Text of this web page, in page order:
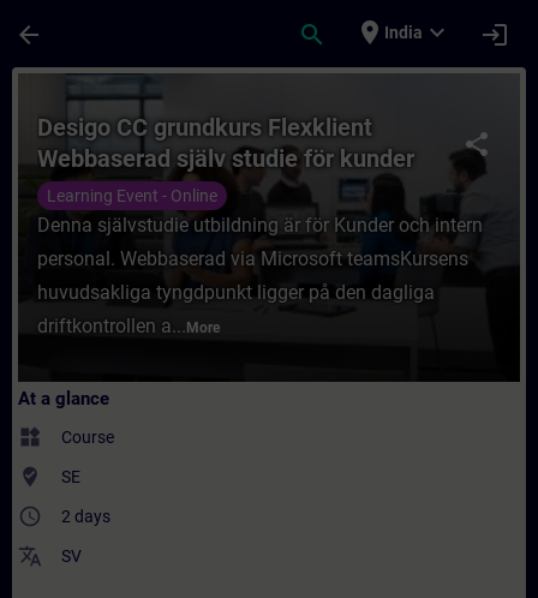
arrow_back search place India expand_more login
Course - Desigo CC grundkurs
share
Desigo CC grundkurs Flexklient
Webbaserad själv studie för kunder
Learning Event - Online
Denna självstudie utbildning är för Kunder och intern
personal. Webbaserad via Microsoft teamsKursens
huvudsakliga tyngdpunkt ligger på den dagliga
driftkontrollen a... More
At a glance
widgets Course
where_to_vote SE
access_time 2 days
translate SV